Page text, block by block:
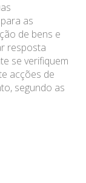
as
de bens e
resposta
se verifiquem
acções de
segundo as